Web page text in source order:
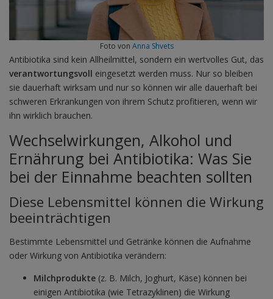
Foto von Anna Shvets
Antibiotika sind kein Allheilmittel, sondern ein wertvolles Gut, das
verantwortungsvoll eingesetzt werden muss. Nur so bleiben
sie dauerhaft wirksam und nur so können wir alle dauerhaft bei
schweren Erkrankungen von ihrem Schutz profitieren, wenn wir
ihn wirklich brauchen.
Wechselwirkungen, Alkohol und
Ernährung bei Antibiotika: Was Sie
bei der Einnahme beachten sollten
Diese Lebensmittel können die Wirkung
beeinträchtigen
Bestimmte Lebensmittel und Getränke können die Aufnahme
oder Wirkung von Antibiotika verändern:
Milchprodukte (z. B. Milch, Joghurt, Käse) können bei
einigen Antibiotika (wie Tetrazyklinen) die Wirkung